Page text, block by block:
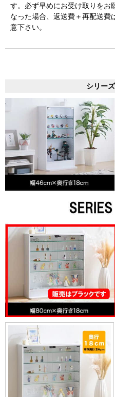
す。必ず早めにお受け取りをお
なった場合、返送費＋再配送費
意下さい。
シリー